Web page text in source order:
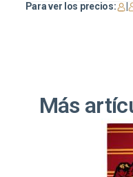
Para ver los precios:
Más